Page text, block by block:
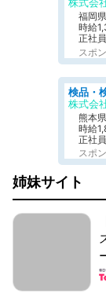
株式会
福岡
時給
正社員
スポ
株式会
熊本
時給
正社
スポ
姉妹サイト